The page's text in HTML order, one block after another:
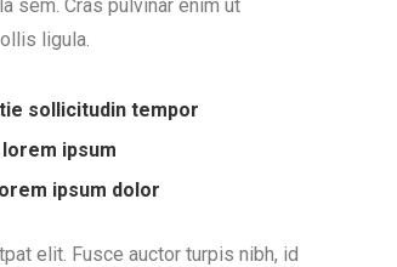
sem. Cras pulvinar enim ut
ligula.
sollicitudin tempor
ipsum
ipsum dolor
elit. Fusce auctor turpis nibh, id